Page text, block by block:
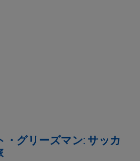
・グリーズマン: サッカ